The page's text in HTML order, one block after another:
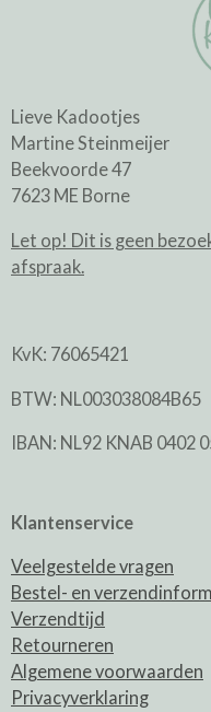
Lieve Kadootjes
Martine Steinmeijer
Beekvoorde 47
7623 ME Borne
Let op! Dit is geen
afspraak.
KvK: 76065421
BTW: NL003038084B65
IBAN: NL92 KNAB 0402
Klantenservice
Veelgestelde vragen
Bestel- en
Verzendtijd
Retourneren
Algemene voorwaarden
Privacyverklaring